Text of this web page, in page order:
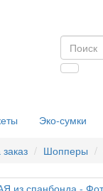
Эко-сумки
Шопперы